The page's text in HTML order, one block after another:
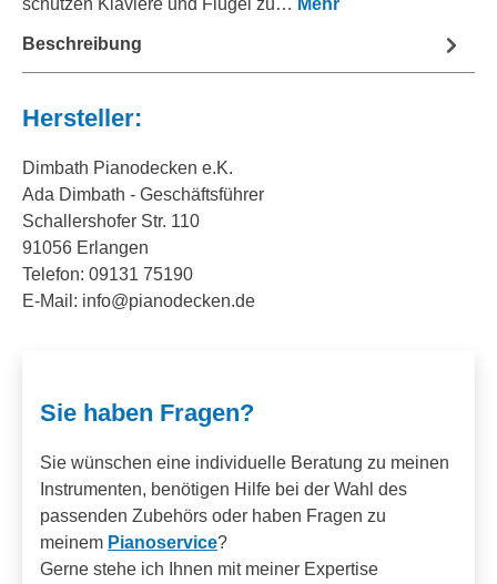
Beschreibung
Hersteller:
Dimbath Pianodecken e.K.
Ada Dimbath - Geschäftsführer
Schallershofer Str. 110
91056 Erlangen
Telefon: 09131 75190
E-Mail: info@pianodecken.de
Sie haben Fragen?
Sie wünschen eine individuelle Beratung zu meinen
Instrumenten, benötigen Hilfe bei der Wahl des
passenden Zubehörs oder haben Fragen zu
meinem Pianoservice?
Gerne stehe ich Ihnen mit meiner Expertise